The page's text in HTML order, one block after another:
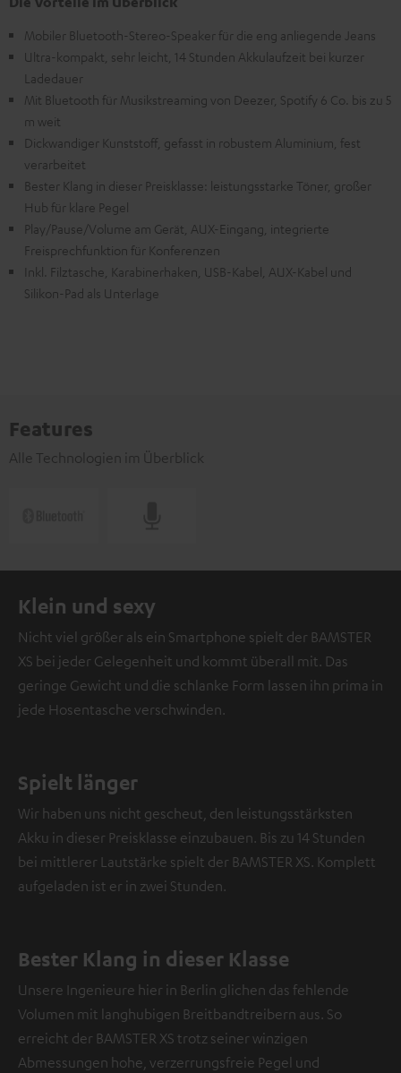
Mobiler Bluetooth-Stereo-Speaker für die eng anliegende Jeans
Ultra-kompakt, sehr leicht, 14 Stunden Akkulaufzeit bei kurzer
Ladedauer
Mit Bluetooth für Musikstreaming von Deezer, Spotify 6 Co. bis zu 5
m weit
Dickwandiger Kunststoff, gefasst in robustem Aluminium, fest
verarbeitet
Bester Klang in dieser Preisklasse: leistungsstarke Töner, großer
Hub für klare Pegel
Play/Pause/Volume am Gerät, AUX-Eingang, integrierte
Freisprechfunktion für Konferenzen
Inkl. Filztasche, Karabinerhaken, USB-Kabel, AUX-Kabel und
Silikon-Pad als Unterlage
Features
Alle Technologien im Überblick
Klein und sexy
Nicht viel größer als ein Smartphone spielt der BAMSTER
XS bei jeder Gelegenheit und kommt überall mit. Das
geringe Gewicht und die schlanke Form lassen ihn prima in
jede Hosentasche verschwinden.
Spielt länger
Wir haben uns nicht gescheut, den leistungsstärksten
Akku in dieser Preisklasse einzubauen. Bis zu 14 Stunden
bei mittlerer Lautstärke spielt der BAMSTER XS. Komplett
aufgeladen ist er in zwei Stunden.
Bester Klang in dieser Klasse
Unsere Ingenieure hier in Berlin glichen das fehlende
Volumen mit langhubigen Breitbandtreibern aus. So
erreicht der BAMSTER XS trotz seiner winzigen
Abmessungen hohe, verzerrungsfreie Pegel und